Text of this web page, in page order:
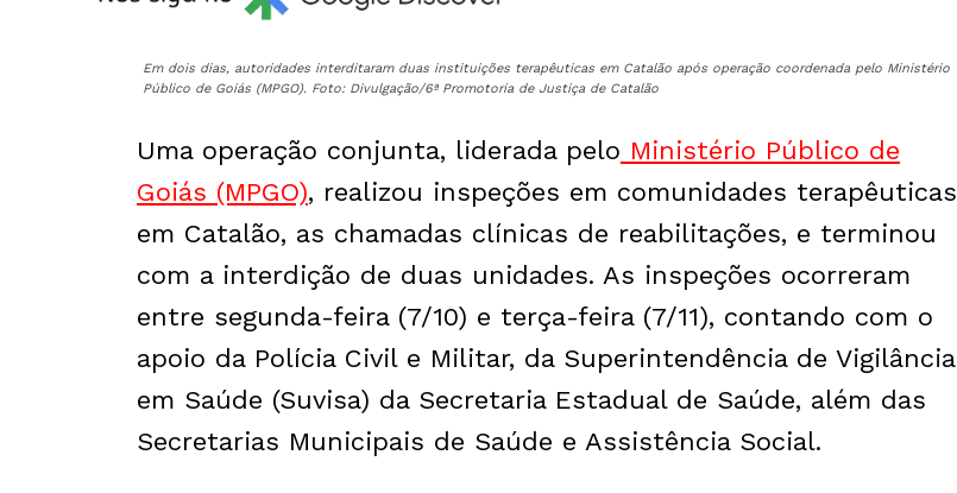
Em dois dias, autoridades interditaram duas instituições terapêuticas em Catalão após operação coordenada pelo Ministério
Público de Goiás (MPGO). Foto: Divulgação/6ª Promotoria de Justiça de Catalão
Uma operação conjunta, liderada pelo Ministério Público de
Goiás (MPGO), realizou inspeções em comunidades terapêuticas
em Catalão, as chamadas clínicas de reabilitações, e terminou
com a interdição de duas unidades. As inspeções ocorreram
entre segunda-feira (7/10) e terça-feira (7/11), contando com o
apoio da Polícia Civil e Militar, da Superintendência de Vigilância
em Saúde (Suvisa) da Secretaria Estadual de Saúde, além das
Secretarias Municipais de Saúde e Assistência Social.